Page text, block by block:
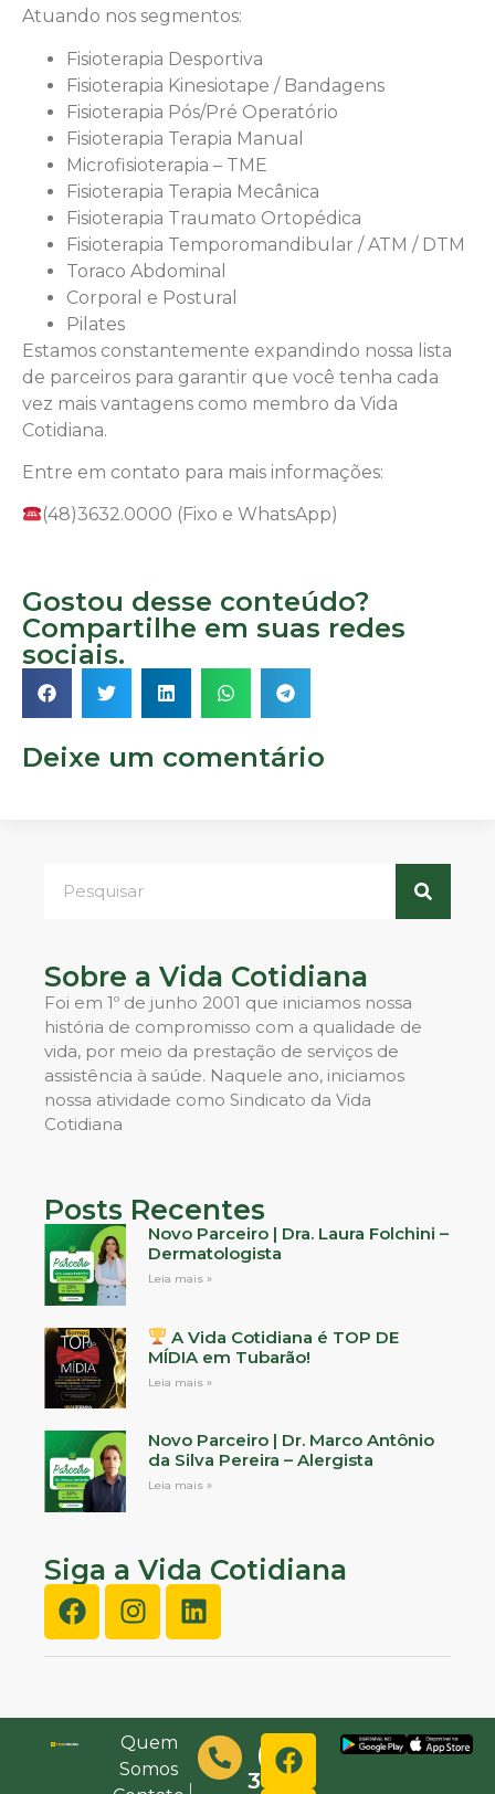
Atuando nos segmentos:
Fisioterapia Desportiva
Fisioterapia Kinesiotape / Bandagens
Fisioterapia Pós/Pré Operatório
Fisioterapia Terapia Manual
Microfisioterapia – TME
Fisioterapia Terapia Mecânica
Fisioterapia Traumato Ortopédica
Fisioterapia Temporomandibular / ATM / DTM
Toraco Abdominal
Corporal e Postural
Pilates
Estamos constantemente expandindo nossa lista
de parceiros para garantir que você tenha cada
vez mais vantagens como membro da Vida
Cotidiana.
Entre em contato para mais informações:
(48)3632.0000 (Fixo e WhatsApp)
Gostou desse conteúdo?
Compartilhe em suas redes
sociais.
Deixe um comentário
Sobre a Vida Cotidiana
Foi em 1º de junho 2001 que iniciamos nossa
história de compromisso com a qualidade de
vida, por meio da prestação de serviços de
assistência à saúde. Naquele ano, iniciamos
nossa atividade como Sindicato da Vida
Cotidiana
Posts Recentes
Novo Parceiro | Dra. Laura Folchini –
Dermatologista
Leia mais »
A Vida Cotidiana é TOP DE
MÍDIA em Tubarão!
Leia mais »
Novo Parceiro | Dr. Marco Antônio
da Silva Pereira – Alergista
Leia mais »
Siga a Vida Cotidiana
Quem
Somos
(48)
3632-